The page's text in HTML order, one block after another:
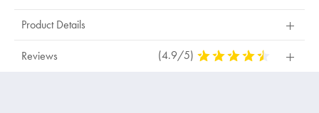
Product Details
Reviews (4.9/5) 4,9